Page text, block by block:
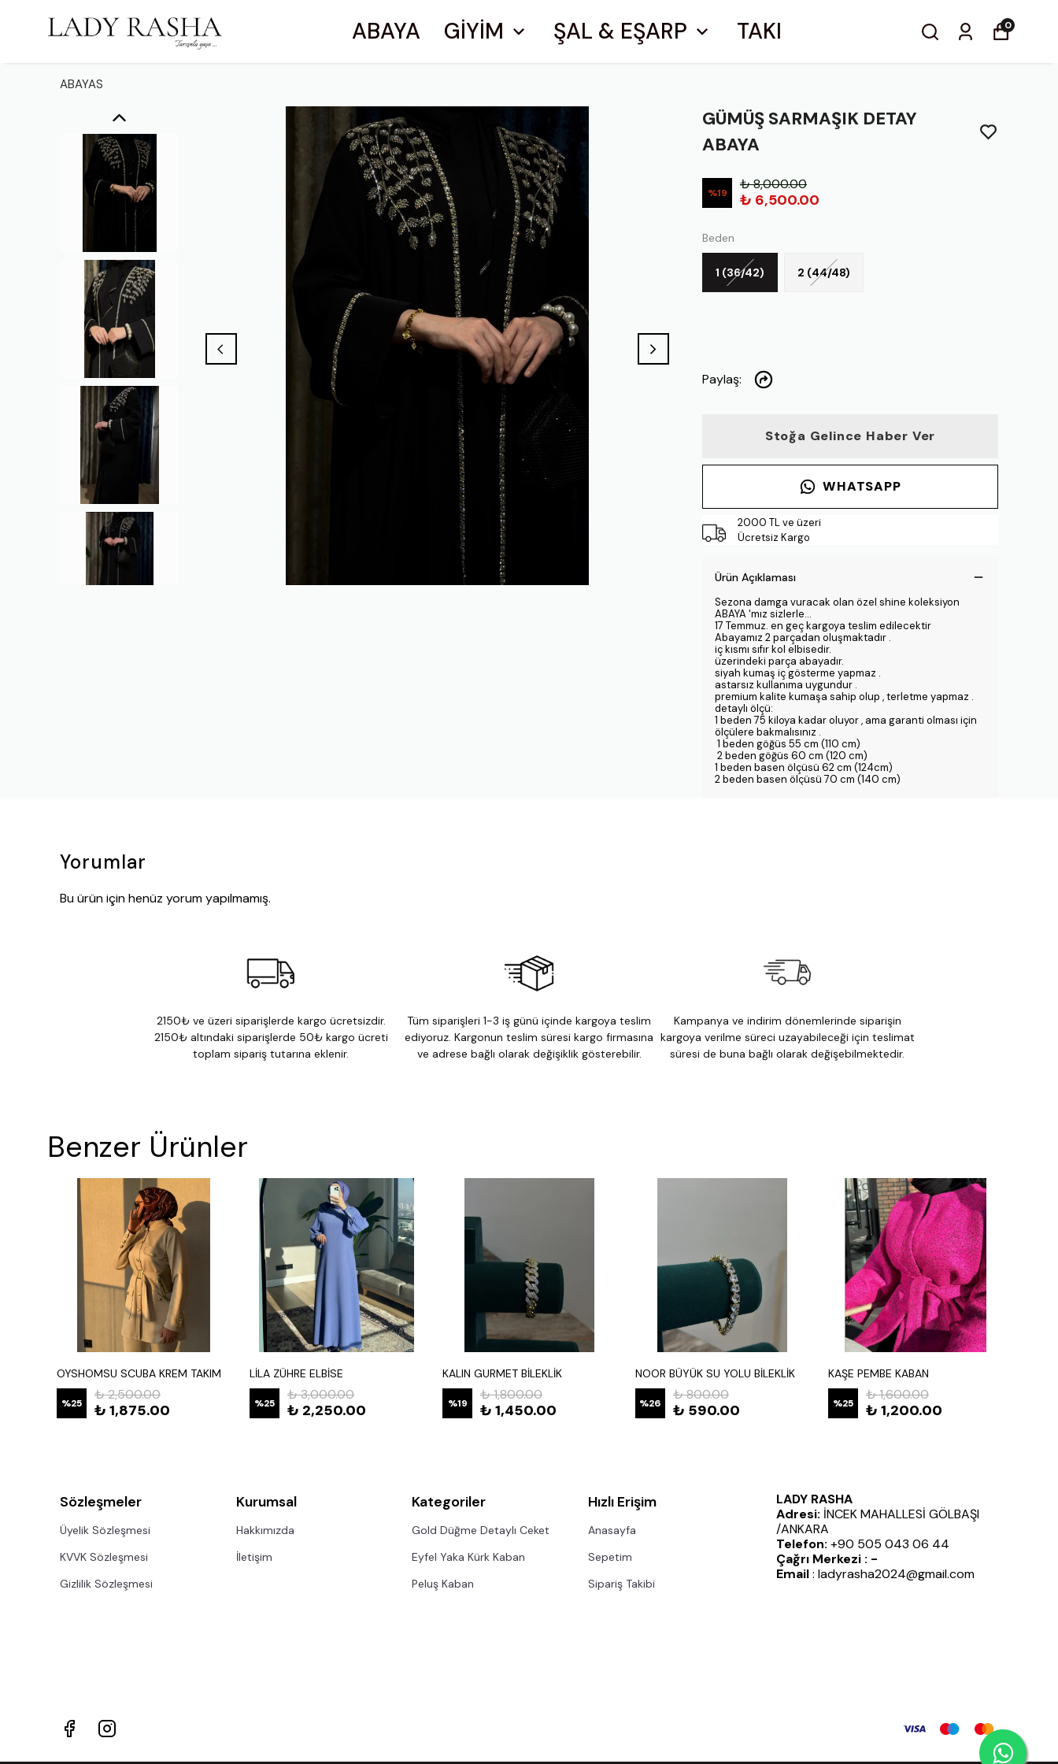
ABAYA GİYİM ŞAL & EŞARP TAKI 0
ABAYAS
GÜMÜŞ SARMAŞIK DETAY
ABAYA
%19
₺ 8,000.00
₺ 6,500.00
Beden
1 (36/42) 2 (44/48)
Paylaş:
Stoğa Gelince Haber Ver
WHATSAPP
2000 TL ve üzeri
Ücretsiz Kargo
Ürün Açıklaması
Sezona damga vuracak olan özel shine koleksiyon
ABAYA 'mız sizlerle...
17 Temmuz. en geç kargoya teslim edilecektir
Abayamız 2 parçadan oluşmaktadır .
iç kısmı sıfır kol elbisedir.
üzerindeki parça abayadır.
siyah kumaş iç gösterme yapmaz .
astarsız kullanıma uygundur .
premium kalite kumaşa sahip olup , terletme yapmaz .
detaylı ölçü:
1 beden 75 kiloya kadar oluyor , ama garanti olması için
ölçülere bakmalısınız .
1 beden göğüs 55 cm (110 cm)
2 beden göğüs 60 cm (120 cm)
1 beden basen ölçüsü 62 cm (124cm)
2 beden basen ölçüsü 70 cm (140 cm)
Yorumlar
Bu ürün için henüz yorum yapılmamış.
2150₺ ve üzeri siparişlerde kargo ücretsizdir.
2150₺ altındaki siparişlerde 50₺ kargo ücreti
toplam sipariş tutarına eklenir.
Tüm siparişleri 1-3 iş günü içinde kargoya teslim
ediyoruz. Kargonun teslim süresi kargo firmasına
ve adrese bağlı olarak değişiklik gösterebilir.
Kampanya ve indirim dönemlerinde siparişin
kargoya verilme süreci uzayabileceği için teslimat
süresi de buna bağlı olarak değişebilmektedir.
Benzer Ürünler
OYSHOMSU SCUBA KREM TAKIM
%25
₺ 2,500.00
₺ 1,875.00
LİLA ZÜHRE ELBİSE
%25
₺ 3,000.00
₺ 2,250.00
KALIN GURMET BİLEKLİK
%19
₺ 1,800.00
₺ 1,450.00
NOOR BÜYÜK SU YOLU BİLEKLİK
%26
₺ 800.00
₺ 590.00
KAŞE PEMBE KABAN
%25
₺ 1,600.00
₺ 1,200.00
Sözleşmeler
Üyelik Sözleşmesi
KVVK Sözleşmesi
Gizlilik Sözleşmesi
Kurumsal
Hakkımızda
İletişim
Kategoriler
Gold Düğme Detaylı Ceket
Eyfel Yaka Kürk Kaban
Peluş Kaban
Hızlı Erişim
Anasayfa
Sepetim
Sipariş Takibi
LADY RASHA
Adresi: İNCEK MAHALLESİ GÖLBAŞI
/ANKARA
Telefon: +90 505 043 06 44
Çağrı Merkezi : -
Email: ladyrasha2024@gmail.com